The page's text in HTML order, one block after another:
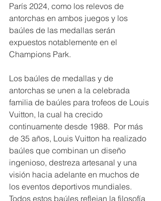
París 2024, como los relevos de
antorchas en ambos juegos y los
baúles de las medallas serán
expuestos notablemente en el
Champions Park.
Los baúles de medallas y de
antorchas se unen a la celebrada
familia de baúles para trofeos de Louis
Vuitton, la cual ha crecido
continuamente desde 1988.  Por más
de 35 años, Louis Vuitton ha realizado
baúles que combinan un diseño
ingenioso, destreza artesanal y una
visión hacia adelante en muchos de
los eventos deportivos mundiales.
Todos estos baúles reflejan la filosofía